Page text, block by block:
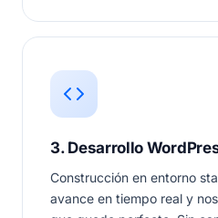
3. Desarrollo
Construcción en entorno
avance en tiempo real y